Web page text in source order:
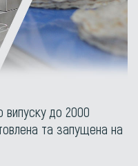
випуску до 2000
та запущена на